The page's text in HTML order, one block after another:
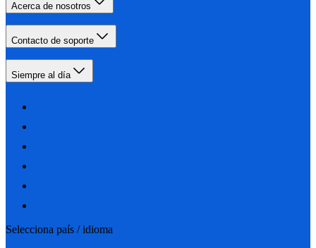
Acerca de nosotros
Contacto de soporte
Siempre al día
Selecciona país / idioma